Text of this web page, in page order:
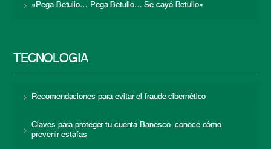
«Pega Betulio… Pega Betulio… Se cayó Betulio»
TECNOLOGÍA
Recomendaciones para evitar el fraude cibernético
Claves para proteger tu cuenta Banesco: conoce cómo
prevenir estafas